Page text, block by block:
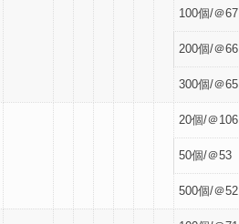
100個/＠67
200個/＠66
300個/＠65
20個/＠106
50個/＠53
500個/＠52